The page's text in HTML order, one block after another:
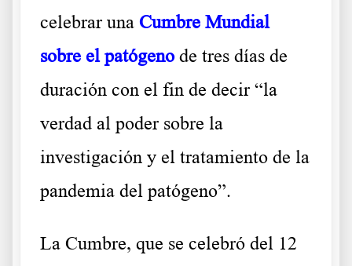
celebrar una Cumbre Mundial
sobre el patógenode tres días de
duración con el fin de decir “la
verdad al poder sobre la
investigación y el tratamiento de la
pandemia del patógeno”.
La Cumbre, que se celebró del 12